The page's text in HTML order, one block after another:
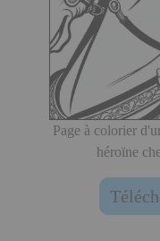
Page à colorier
héroïne